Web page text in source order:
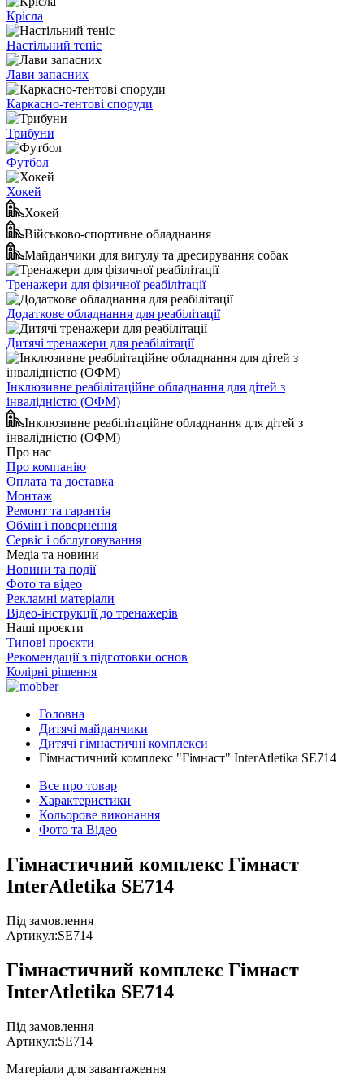
Крісла
Настільний теніс
Лави запасних
Каркасно-тентові споруди
Трибуни
Футбол
Хокей
Хокей
Військово-спортивне обладнання
Майданчики для вигулу та дресирування собак
Тренажери для фізичної реабілітації
Додаткове обладнання для реабілітації
Дитячі тренажери для реабілітації
Інклюзивне реабілітаційне обладнання для дітей з
інвалідністю (ОФМ)
Інклюзивне реабілітаційне обладнання для дітей з
інвалідністю (ОФМ)
Про нас
Про компанію
Оплата та доставка
Монтаж
Ремонт та гарантія
Обмін і повернення
Сервіс і обслуговування
Медіа та новини
Новини та події
Фото та відео
Рекламні матеріали
Відео-інструкції до тренажерів
Наші проєкти
Типові проєкти
Рекомендації з підготовки основ
Колірні рішення
Головна
Дитячі майданчики
Дитячі гімнастичні комплекси
Гімнастичний комплекс "Гімнаст" InterAtletika SE714
Все про товар
Характеристики
Кольорове виконання
Фото та Відео
Гімнастичний комплекс Гімнаст
InterAtletika SЕ714
Під замовлення
Артикул:SE714
Гімнастичний комплекс Гімнаст
InterAtletika SЕ714
Під замовлення
Артикул:SE714
Матеріали для завантаження